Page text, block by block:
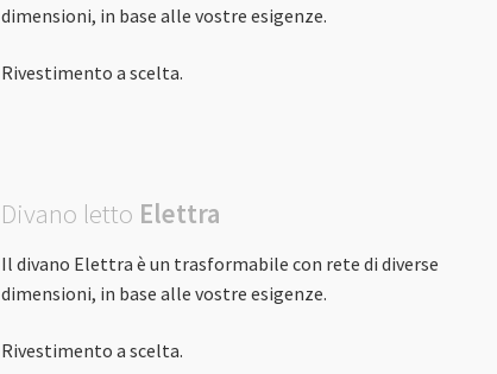
dimensioni, in base alle vostre esigenze.
Rivestimento a scelta.
Divano letto Elettra
Il divano Elettra è un trasformabile con rete di diverse
dimensioni, in base alle vostre esigenze.
Rivestimento a scelta.